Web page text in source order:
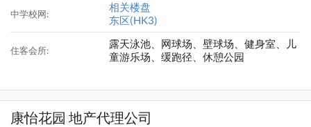
中学校网:
相关楼盘
东区(HK3)
住客会所:
露天泳池、网球场、壁球场、健身室、儿
童游乐场、缓跑径、休憩公园
康怡花园 地产代理公司